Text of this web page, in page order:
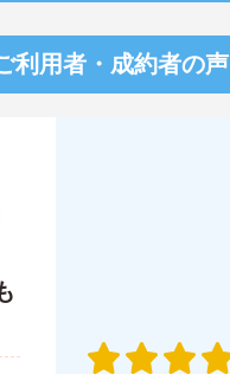
利用者・成約者の声